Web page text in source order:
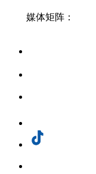
媒体矩阵：